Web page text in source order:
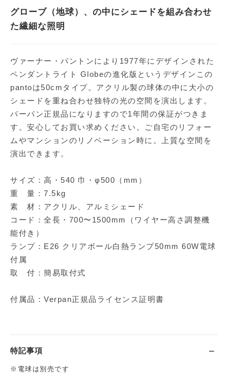
グローブ（地球）、の中にシェードを組み合わせ
た繊細な照明
ヴァーナー・パントンにより1977年にデザインされた
ペンダントライト Globeの進化版というデザインこの
pantoは50cmタイプ。アクリル製の球体の中に大小の
シェードを重ね合わせ独特の光の空間を演出します。
バーパン正規品になりますので1年間の保証がつきま
す。安心してお買い求めください。ご自宅のリフォー
ムやマンションのリノベーション時に。上質な空間を
演出できます。
サイズ：高・540 巾・φ500（mm）
重 量：7.5kg
素 材：アクリル、アルミシェード
コード：全長・700〜1500mm（ワイヤー高さ調整機
能付き）
ランプ：E26 クリアボール白熱ランプ50mm 60W電球
付属
取 付：簡易取付式
付属品：Verpan正規品ライセンス証明書
特記事項
※電球は別売です